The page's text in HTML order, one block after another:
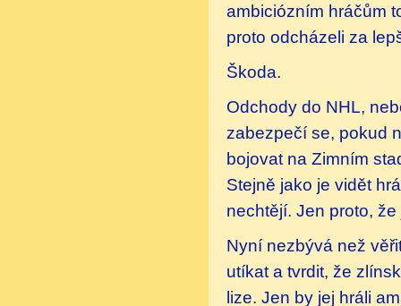
ambiciózním hráčům
proto odcházeli za
Škoda.
Odchody do NHL,
zabezpečí se, pokud
bojovat na Zimním
Stejně jako je vidět
nechtějí. Jen proto,
Nyní nezbývá než
utíkat a tvrdit, že
lize. Jen by jej hráli